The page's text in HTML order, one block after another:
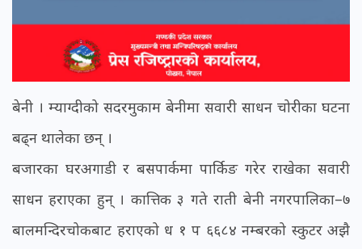
बेनी । म्याग्दीको सदरमुकाम बेनीमा सवारी साधन चोरीका घटना
बढ्न थालेका छन् ।
बजारका घरअगाडी र बसपार्कमा पार्किङ गरेर राखेका सवारी
साधन हराएका हुन् । कात्तिक ३ गते राती बेनी नगरपालिका–७
बालमन्दिरचोकबाट हराएको ध १ प ६६८४ नम्बरको स्कुटर अझै